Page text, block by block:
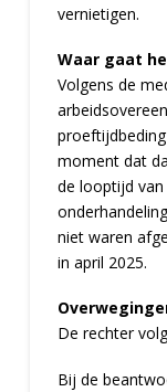
vernietigen.
Waar gaat
Volgens de
moment dat
de looptijd van
niet waren
in april 2025.
De rechter
Bij de